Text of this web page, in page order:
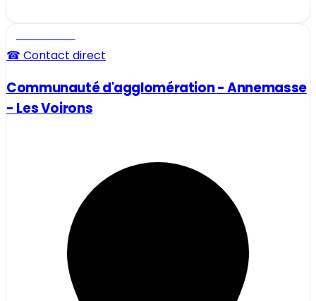
☎ Contact direct
Communauté d'agglomération - Annemasse
- Les Voirons